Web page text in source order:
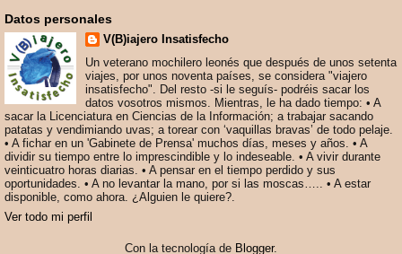
Datos personales
V(B)iajero Insatisfecho
Un veterano mochilero leonés que después de unos setenta
viajes, por unos noventa países, se considera "viajero
insatisfecho". Del resto -si le seguís- podréis sacar los
datos vosotros mismos. Mientras, le ha dado tiempo: • A
sacar la Licenciatura en Ciencias de la Información; a trabajar sacando
patatas y vendimiando uvas; a torear con ‘vaquillas bravas’ de todo pelaje.
• A fichar en un 'Gabinete de Prensa' muchos días, meses y años. • A
dividir su tiempo entre lo imprescindible y lo indeseable. • A vivir durante
veinticuatro horas diarias. • A pensar en el tiempo perdido y sus
oportunidades. • A no levantar la mano, por si las moscas….. • A estar
disponible, como ahora. ¿Alguien le quiere?.
Ver todo mi perfil
Con la tecnología de Blogger.